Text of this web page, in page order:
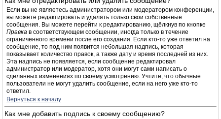
Если вы не являетесь администратором или модератором конференции,
вы можете редактировать и удалять только свои собственные
сообщения. Вы можете перейти к редактированию, щёлкнув по кнопке
Правка в соответствующем сообщении, иногда только в течение
ограниченного времени после его создания. Если кто-то уже ответил на
сообщение, то под ним появится небольшая надпись, которая
показывает количество правок, а также дату и время последней из них.
Эта надпись не появляется, если сообщение редактировал
администратор или модератор, хотя они могут сами написать о
сделанных изменениях по своему усмотрению. Учтите, что обычные
пользователи не могут удалить сообщение, если на него уже кто-то
ответил.
Вернуться к началу
Как мне добавить подпись к своему сообщению?